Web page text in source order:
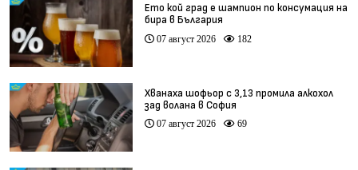
Ето кой град е шампион по консумация на
бира в България
07 август 2026 182
Хванаха шофьор с 3,13 промила алкохол
зад волана в София
07 август 2026 69